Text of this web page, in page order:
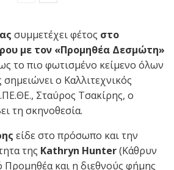
συμμετέχει φέτος στο
με τον «Προμηθέα Δεσμώτη»
το πιο φωτισμένο κείμενο όλων
ο Καλλιτεχνικός
Σταύρος Τσακίρης, ο
τη σκηνοθεσία.
είδε στο πρόσωπο και την
της Kathryn Hunter(Κάθρυν
Προμηθέα και η διεθνούς φήμης